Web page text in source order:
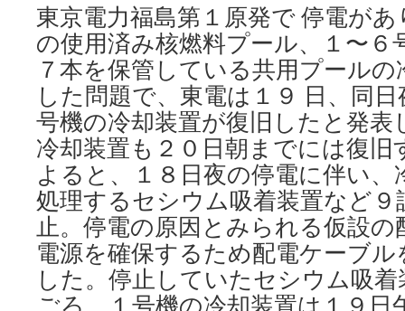
東京電力福島第１原発で 停電が
の使用済み核燃料プール、１〜６
７本を保管している共用プール
した問題で、東電は１９ 日、同
号機の冷却装置が復旧したと発表
冷却装置も２０日朝までには復旧
よると、１８日夜の停電に伴い、
処理するセシウム吸着装置など９
止。停電の原因とみられる仮設
電源を確保するため配電ケーブ
した。停止していたセシウム吸
ごろ、１号機の冷却装置は１９日